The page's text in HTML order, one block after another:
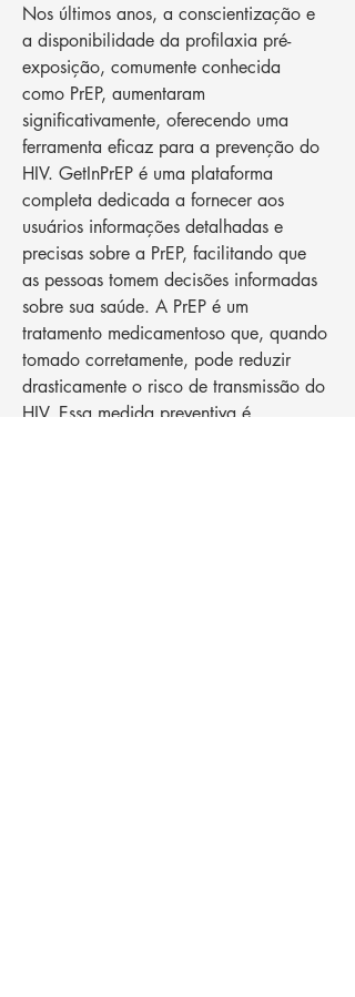
Nos últimos anos, a conscientização e
a disponibilidade da profilaxia pré-
exposição, comumente conhecida
como PrEP, aumentaram
significativamente, oferecendo uma
ferramenta eficaz para a prevenção do
HIV. GetInPrEP é uma plataforma
completa dedicada a fornecer aos
usuários informações detalhadas e
precisas sobre a PrEP, facilitando que
as pessoas tomem decisões informadas
sobre sua saúde. A PrEP é um
tratamento medicamentoso que, quando
tomado corretamente, pode reduzir
drasticamente o risco de transmissão do
HIV. Essa medida preventiva é